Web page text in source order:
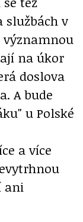
službách v
na úkor
doslova
A bude
u Polské
a více
ani